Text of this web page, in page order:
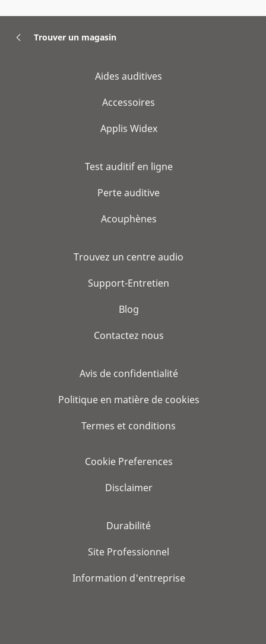
Trouver un magasin
Aides auditives
Accessoires
Applis Widex
Test auditif en ligne
Perte auditive
Acouphènes
Trouvez un centre audio
Support-Entretien
Blog
Contactez nous
Avis de confidentialité
Politique en matière de cookies
Termes et conditions
Cookie Preferences
Disclaimer
Durabilité
Site Professionnel
Information d'entreprise